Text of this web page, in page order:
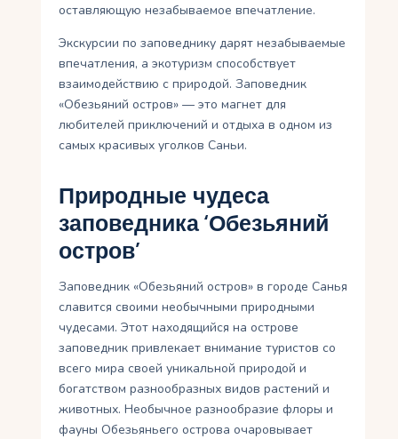
оставляющую незабываемое впечатление.
Экскурсии по заповеднику дарят незабываемые
впечатления, а экотуризм способствует
взаимодействию с природой. Заповедник
«Обезьяний остров» — это магнет для
любителей приключений и отдыха в одном из
самых красивых уголков Саньи.
Природные чудеса
заповедника ‘Обезьяний
остров’
Заповедник «Обезьяний остров» в городе Санья
славится своими необычными природными
чудесами. Этот находящийся на острове
заповедник привлекает внимание туристов со
всего мира своей уникальной природой и
богатством разнообразных видов растений и
животных. Необычное разнообразие флоры и
фауны Обезьяньего острова очаровывает